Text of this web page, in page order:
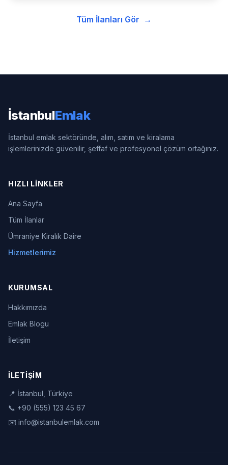
Tüm İlanları Gör →
İstanbulEmlak
İstanbul emlak sektöründe, alım, satım ve kiralama
işlemlerinizde güvenilir, şeffaf ve profesyonel çözüm ortağınız.
HIZLI LINKLER
Ana Sayfa
Tüm İlanlar
Ümraniye Kiralık Daire
Hizmetlerimiz
KURUMSAL
Hakkımızda
Emlak Blogu
İletişim
İLETIŞIM
📍 İstanbul, Türkiye
📞 +90 (555) 123 45 67
✉️ info@istanbulemlak.com